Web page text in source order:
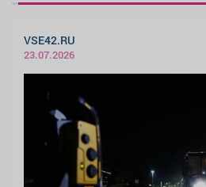
VSE42.RU
23.07.2026